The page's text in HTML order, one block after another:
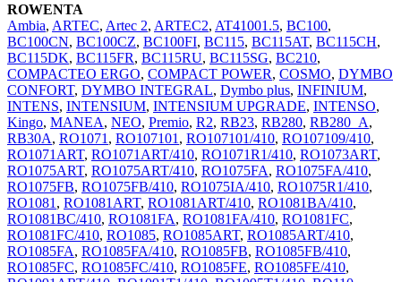
ROWENTA
Ambia, ARTEC, Artec 2, ARTEC2, AT41001.5, BC100,
BC100CN, BC100CZ, BC100FI, BC115, BC115AT, BC115CH,
BC115DK, BC115FR, BC115RU, BC115SG, BC210,
COMPACTEO ERGO, COMPACT POWER, COSMO, DYMBO
CONFORT, DYMBO INTEGRAL, Dymbo plus, INFINIUM,
INTENS, INTENSIUM, INTENSIUM UPGRADE, INTENSO,
Kingo, MANEA, NEO, Premio, R2, RB23, RB280, RB280_A,
RB30A, RO1071 , RO107101 , RO107101/410, RO107109/410,
RO1071ART, RO1071ART/410, RO1071R1/410, RO1073ART,
RO1075ART, RO1075ART/410, RO1075FA, RO1075FA/410,
RO1075FB, RO1075FB/410, RO1075IA/410, RO1075R1/410,
RO1081 , RO1081ART, RO1081ART/410, RO1081BA/410,
RO1081BC/410, RO1081FA, RO1081FA/410, RO1081FC,
RO1081FC/410, RO1085, RO1085ART, RO1085ART/410,
RO1085FA, RO1085FA/410, RO1085FB, RO1085FB/410,
RO1085FC, RO1085FC/410, RO1085FE, RO1085FE/410,